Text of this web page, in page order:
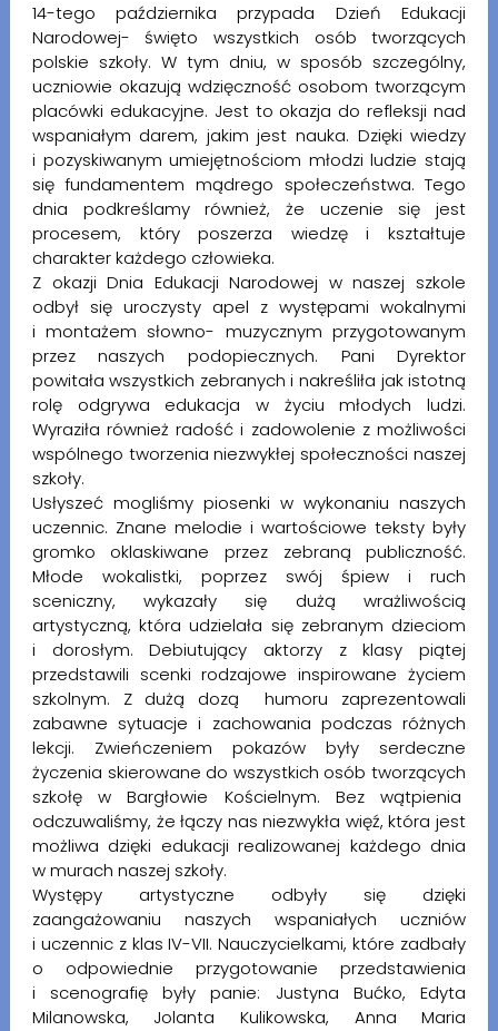
14-tego października przypada Dzień Edukacji
Narodowej- święto wszystkich osób tworzących
polskie szkoły. W tym dniu, w sposób szczególny,
uczniowie okazują wdzięczność osobom tworzącym
placówki edukacyjne. Jest to okazja do refleksji nad
wspaniałym darem, jakim jest nauka. Dzięki wiedzy
i pozyskiwanym umiejętnościom młodzi ludzie stają
się fundamentem mądrego społeczeństwa. Tego
dnia podkreślamy również, że uczenie się jest
procesem, który poszerza wiedzę i kształtuje
charakter każdego człowieka.
Z okazji Dnia Edukacji Narodowej w naszej szkole
odbył się uroczysty apel z występami wokalnymi
i montażem słowno- muzycznym przygotowanym
przez naszych podopiecznych. Pani Dyrektor
powitała wszystkich zebranych i nakreśliła jak istotną
rolę odgrywa edukacja w życiu młodych ludzi.
Wyraziła również radość i zadowolenie z możliwości
wspólnego tworzenia niezwykłej społeczności naszej
szkoły.
Usłyszeć mogliśmy piosenki w wykonaniu naszych
uczennic. Znane melodie i wartościowe teksty były
gromko oklaskiwane przez zebraną publiczność.
Młode wokalistki, poprzez swój śpiew i ruch
sceniczny, wykazały się dużą wrażliwością
artystyczną, która udzielała się zebranym dzieciom
i dorosłym. Debiutujący aktorzy z klasy piątej
przedstawili scenki rodzajowe inspirowane życiem
szkolnym. Z dużą dozą humoru zaprezentowali
zabawne sytuacje i zachowania podczas różnych
lekcji. Zwieńczeniem pokazów były serdeczne
życzenia skierowane do wszystkich osób tworzących
szkołę w Bargłowie Kościelnym. Bez wątpienia
odczuwaliśmy, że łączy nas niezwykła więź, która jest
możliwa dzięki edukacji realizowanej każdego dnia
w murach naszej szkoły.
Występy artystyczne odbyły się dzięki
zaangażowaniu naszych wspaniałych uczniów
i uczennic z klas IV-VII. Nauczycielkami, które zadbały
o odpowiednie przygotowanie przedstawienia
i scenografię były panie: Justyna Bućko, Edyta
Milanowska, Jolanta Kulikowska, Anna Maria